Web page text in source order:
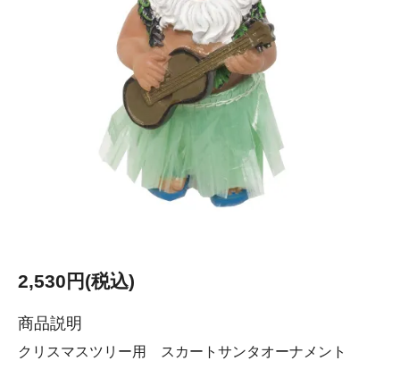
2,530円(税込)
商品説明
クリスマスツリー用 スカートサンタオーナメント